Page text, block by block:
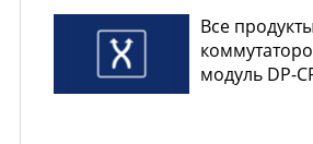
Все
модуль DP-